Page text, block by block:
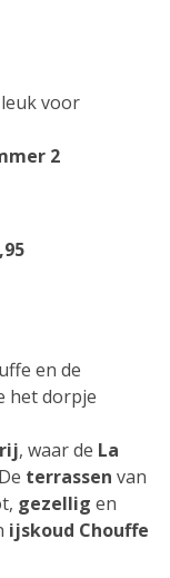
voor
2
en de
het dorpje
, waar de La
terrassen van
gezellig en
ijskoud Chouffe